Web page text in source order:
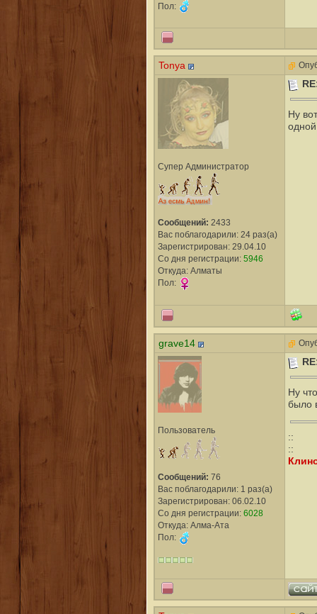
Пол:
Tonya
Супер Администратор
Сообщений: 2433
Вас поблагодарили: 24 раз(а)
Зарегистрирован: 29.04.10
Со дня регистрации: 5946
Откуда: Алматы
Пол:
Ну
одной
grave14
Пользователь
Сообщений: 76
Вас поблагодарили: 1 раз(а)
Зарегистрирован: 06.02.10
Со дня регистрации: 6028
Откуда: Алма-Ата
Пол:
Ну
было
::
::